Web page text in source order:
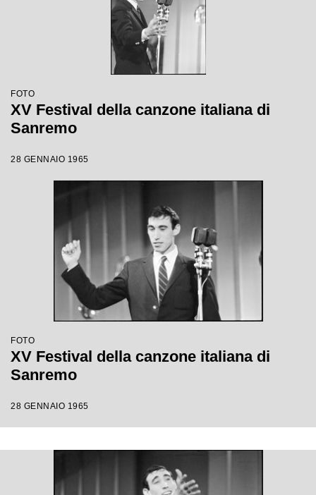
FOTO
XV Festival della canzone italiana di
Sanremo
28 GENNAIO 1965
FOTO
XV Festival della canzone italiana di
Sanremo
28 GENNAIO 1965